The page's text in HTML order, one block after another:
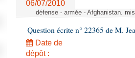
06/07/2010
défense - armée - Afghanistan.
Question écrite n° 22365 de M.
Date de
dépôt :